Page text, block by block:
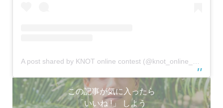
この記事が気に入ったら
「いいね !」 しよう